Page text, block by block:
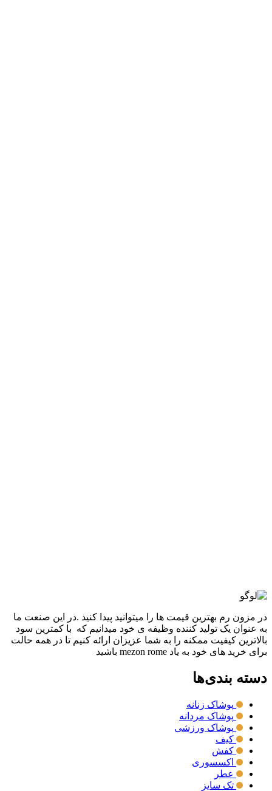
در مزون رم بهترین قیمت ها را میتوانید پیدا کنید .در این صنعت ما
به عنوان یک تولید کننده وظیفه ی خود میدانیم که با کمترین سود
بالاترین کیفیت ممکنه را به شما عزیزان ارائه کنیم تا در همه حالت
برای خرید های خود به یاد mezon rome باشید
دسته بندی‌ها
پوشاک زنانه
پوشاک مردانه
پوشاک ورزشی
کیف
کفش
اکسسوری
عطر
تک سایز